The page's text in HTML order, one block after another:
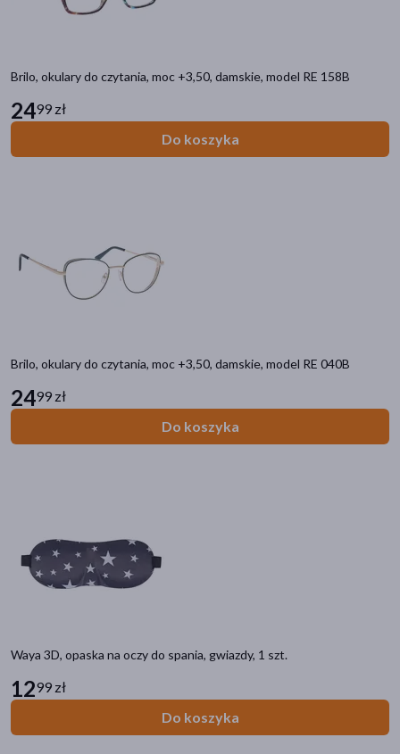
Brilo, okulary do czytania, moc +3,50, damskie, model RE 158B
2499 zł
Do koszyka
Brilo, okulary do czytania, moc +3,50, damskie, model RE 040B
2499 zł
Do koszyka
Waya 3D, opaska na oczy do spania, gwiazdy, 1 szt.
1299 zł
Do koszyka